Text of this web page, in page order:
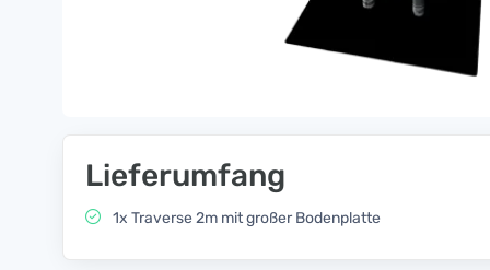
Lieferumfang
1x Traverse 2m mit großer Bodenplatte